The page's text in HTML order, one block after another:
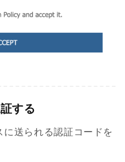
する
送られる認証コードを